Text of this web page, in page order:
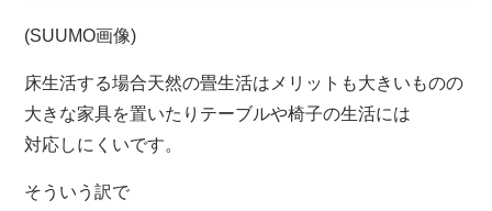
(SUUMO画像)
床生活する場合天然の畳生活はメリットも大きいものの
大きな家具を置いたりテーブルや椅子の生活には
対応しにくいです。
そういう訳で